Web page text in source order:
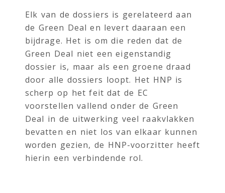
Elk van de dossiers is gerelateerd aan
de Green Deal en levert daaraan een
bijdrage. Het is om die reden dat de
Green Deal niet een eigenstandig
dossier is, maar als een groene draad
door alle dossiers loopt. Het HNP is
scherp op het feit dat de EC
voorstellen vallend onder de Green
Deal in de uitwerking veel raakvlakken
bevatten en niet los van elkaar kunnen
worden gezien, de HNP-voorzitter heeft
hierin een verbindende rol.